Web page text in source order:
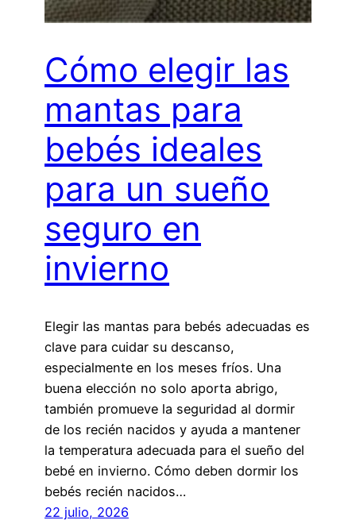
Cómo elegir las
mantas para
bebés ideales
para un sueño
seguro en
invierno
Elegir las mantas para bebés adecuadas es
clave para cuidar su descanso,
especialmente en los meses fríos. Una
buena elección no solo aporta abrigo,
también promueve la seguridad al dormir
de los recién nacidos y ayuda a mantener
la temperatura adecuada para el sueño del
bebé en invierno. Cómo deben dormir los
bebés recién nacidos…
22 julio, 2026